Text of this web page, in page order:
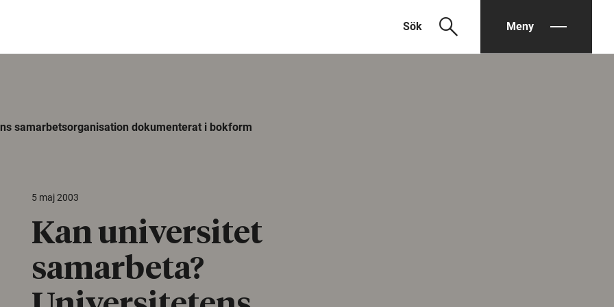
Sök search Meny
samarbetsorganisation dokumenterat i bokform
5 maj 2003
Kan universitet
samarbeta?